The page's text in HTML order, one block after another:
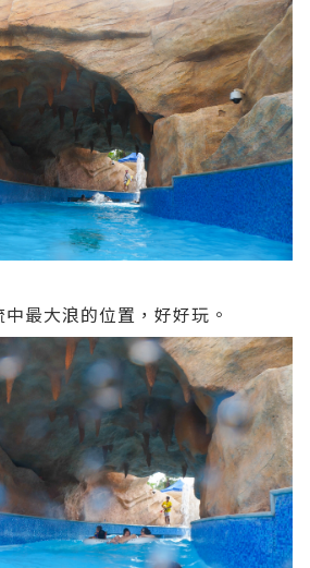
最大浪的位置，好好玩。